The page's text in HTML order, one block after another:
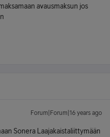
avausmaksun jos
Forum|Forum|16 years ago
Sonera Laajakaistaliittymään